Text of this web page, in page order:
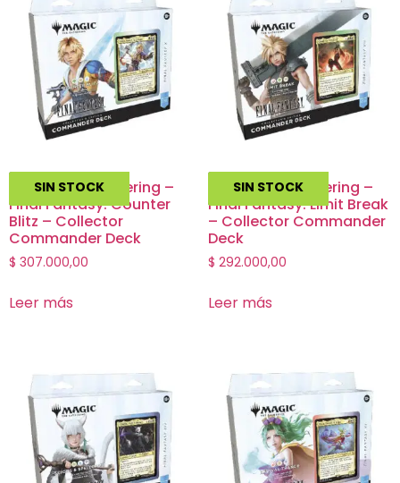
SIN STOCK
Magic The Gathering –
Final Fantasy: Counter
Blitz – Collector
Commander Deck
$ 307.000,00
Leer más
SIN STOCK
Magic The Gathering –
Final Fantasy: Limit Break
– Collector Commander
Deck
$ 292.000,00
Leer más